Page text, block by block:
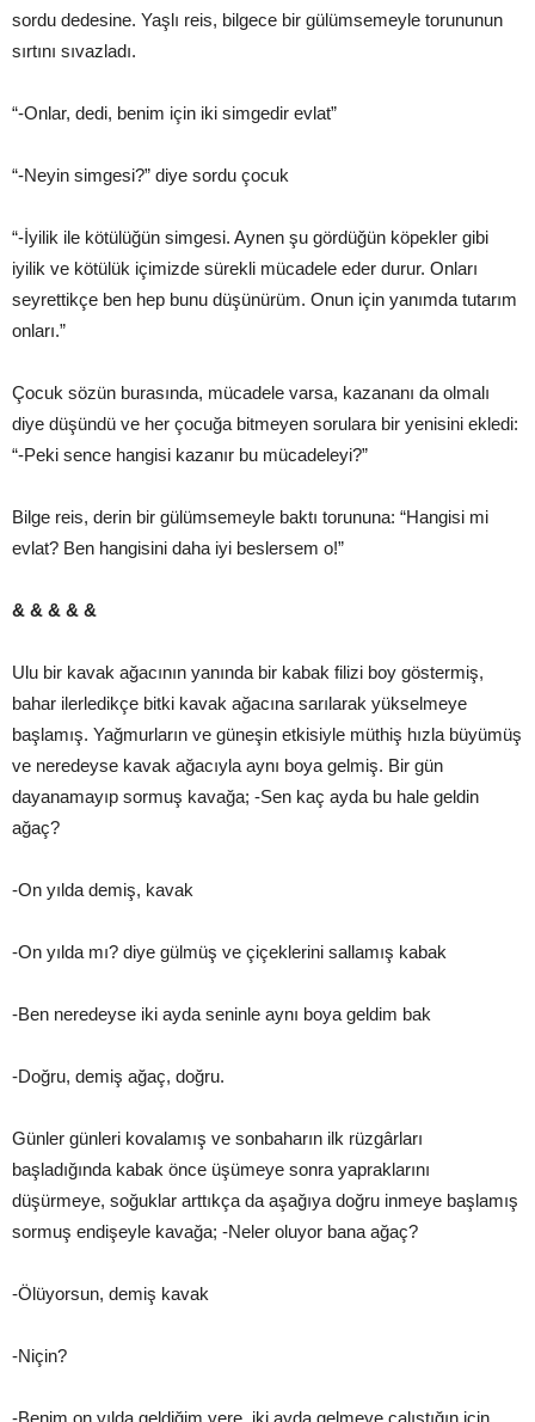
sordu dedesine. Yaşlı reis, bilgece bir gülümsemeyle torununun
sırtını sıvazladı.
“-Onlar, dedi, benim için iki simgedir evlat”
“-Neyin simgesi?” diye sordu çocuk
“-İyilik ile kötülüğün simgesi. Aynen şu gördüğün köpekler gibi
iyilik ve kötülük içimizde sürekli mücadele eder durur. Onları
seyrettikçe ben hep bunu düşünürüm. Onun için yanımda tutarım
onları.”
Çocuk sözün burasında, mücadele varsa, kazananı da olmalı
diye düşündü ve her çocuğa bitmeyen sorulara bir yenisini ekledi:
“-Peki sence hangisi kazanır bu mücadeleyi?”
Bilge reis, derin bir gülümsemeyle baktı torununa: “Hangisi mi
evlat? Ben hangisini daha iyi beslersem o!”
& & & & &
Ulu bir kavak ağacının yanında bir kabak filizi boy göstermiş,
bahar ilerledikçe bitki kavak ağacına sarılarak yükselmeye
başlamış. Yağmurların ve güneşin etkisiyle müthiş hızla büyümüş
ve neredeyse kavak ağacıyla aynı boya gelmiş. Bir gün
dayanamayıp sormuş kavağa; -Sen kaç ayda bu hale geldin
ağaç?
-On yılda demiş, kavak
-On yılda mı? diye gülmüş ve çiçeklerini sallamış kabak
-Ben neredeyse iki ayda seninle aynı boya geldim bak
-Doğru, demiş ağaç, doğru.
Günler günleri kovalamış ve sonbaharın ilk rüzgârları
başladığında kabak önce üşümeye sonra yapraklarını
düşürmeye, soğuklar arttıkça da aşağıya doğru inmeye başlamış
sormuş endişeyle kavağa; -Neler oluyor bana ağaç?
-Ölüyorsun, demiş kavak
-Niçin?
-Benim on yılda geldiğim yere, iki ayda gelmeye çalıştığın için…